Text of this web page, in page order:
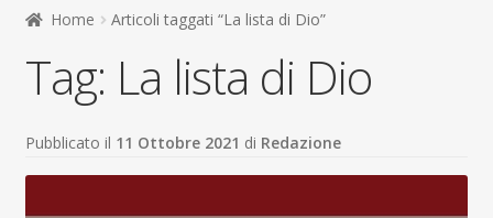
Don Bosco
Home Articoli taggati “La lista di Dio”
Tag: La lista di Dio
Pubblicato il 11 Ottobre 2021 di Redazione